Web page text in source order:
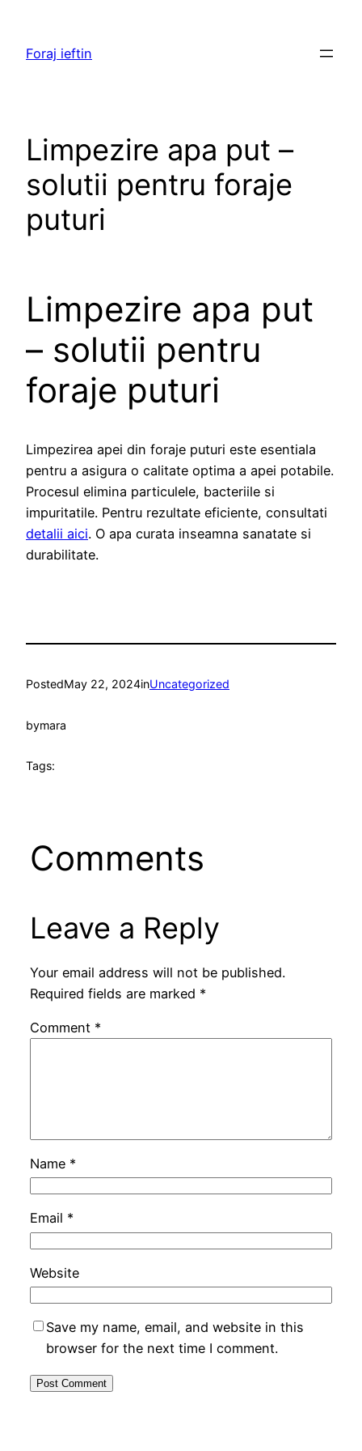
content
Foraj ieftin
Limpezire apa put –
solutii pentru foraje
puturi
Limpezire apa put
– solutii pentru
foraje puturi
Limpezirea apei din foraje puturi este esentiala
pentru a asigura o calitate optima a apei potabile.
Procesul elimina particulele, bacteriile si
impuritatile. Pentru rezultate eficiente, consultati
detalii aici. O apa curata inseamna sanatate si
durabilitate.
PostedMay 22, 2024inUncategorized
bymara
Tags:
Comments
Leave a Reply
Your email address will not be published.
Required fields are marked *
Comment *
Name *
Email *
Website
Save my name, email, and website in this
browser for the next time I comment.